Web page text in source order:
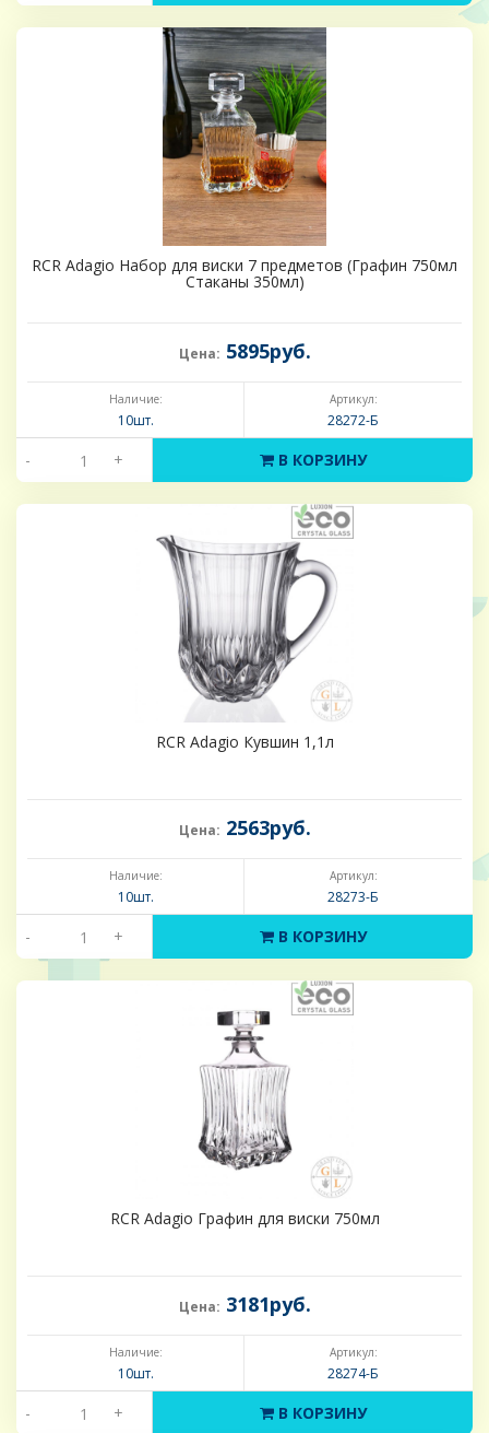
RCR Adagio Набор для виски 7 предметов (Графин 750мл
Стаканы 350мл)
Цена: 5895руб.
Наличие:
10шт.
Артикул:
28272-Б
- + В КОРЗИНУ
RCR Adagio Кувшин 1,1л
Цена: 2563руб.
Наличие:
10шт.
Артикул:
28273-Б
- + В КОРЗИНУ
RCR Adagio Графин для виски 750мл
Цена: 3181руб.
Наличие:
10шт.
Артикул:
28274-Б
- + В КОРЗИНУ